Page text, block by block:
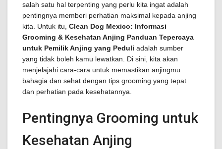
salah satu hal terpenting yang perlu kita ingat adalah
pentingnya memberi perhatian maksimal kepada anjing
kita. Untuk itu, Clean Dog Mexico: Informasi
Grooming & Kesehatan Anjing Panduan Tepercaya
untuk Pemilik Anjing yang Peduli adalah sumber
yang tidak boleh kamu lewatkan. Di sini, kita akan
menjelajahi cara-cara untuk memastikan anjingmu
bahagia dan sehat dengan tips grooming yang tepat
dan perhatian pada kesehatannya.
Pentingnya Grooming untuk
Kesehatan Anjing